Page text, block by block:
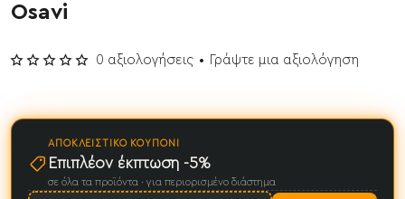
Osavi
0 αξιολογήσεις • Γράψτε μια αξιολόγηση
ΑΠΟΚΛΕΙΣΤΙΚΌ ΚΟΥΠΌΝΙ
Επιπλέον έκπτωση -5%
σε όλα τα προϊόντα · για περιορισμένο διάστημα